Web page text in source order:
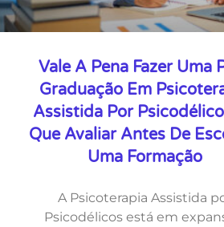
Vale A Pena Fazer Uma
Graduação Em
Assistida Por
Que Avaliar Antes De
Uma Formação
A Psicoterapia Assistida
Psicodélicos está em